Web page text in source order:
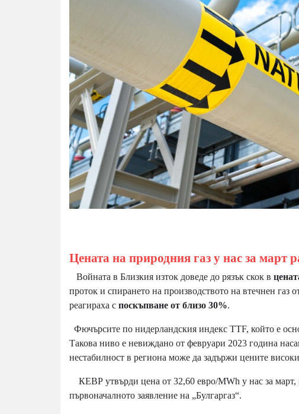
Цената на природния газ у нас за март
Войната в Близкия изток доведе до рязък скок в
проток и спирането на производството на втечнен газ
реагираха с поскъпване от близо 30%.
Фючърсите по нидерландския индекс TTF, който е
Такова ниво е невиждано от февруари 2023 година
нестабилност в региона може да задържи цените
КЕВР утвърди цена от 32,60 евро/MWh у нас за март,
първоначалното заявление на „Булгаргаз“.